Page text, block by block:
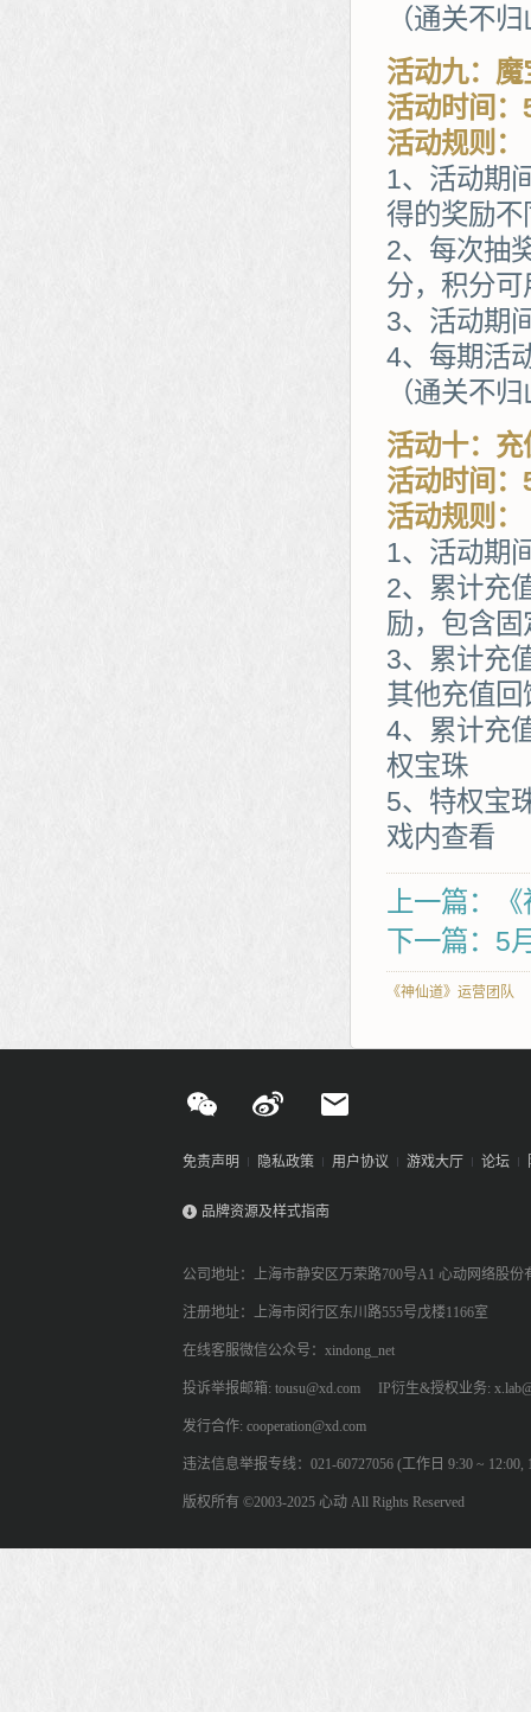
（通关不
活动九：魔
活动时间
活动规则：
1、活动期
得的奖励不
2、每次抽
分，积分
3、活动期
4、每期活
（通关不
活动十：
活动时间
活动规则：
1、活动期
2、累计充
励，包含
3、累计充
其他充值回
4、累计充
权宝珠
5、特权宝
戏内查看
上一篇：
下一篇：5
《神仙道》运营团队
免责声明 隐私政策 用户协议 游戏大厅 论坛
品牌资源及样式指南
公司地址：上海市静安区万荣路700号A1 心动网络股份
注册地址：上海市闵行区东川路555号戊楼1166室
在线客服微信公众号：xindong_net
投诉举报邮箱: tousu@xd.com IP衍生&授权业务:
发行合作: cooperation@xd.com
违法信息举报专线：021-60727056 (工作日 9:30 ~ 12:00,
版权所有 ©2003-2025 心动 All Rights Reserved